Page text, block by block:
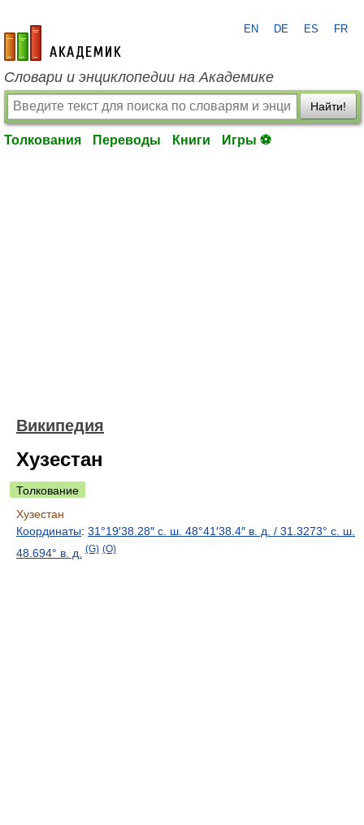
academic.ru
EN DE ES FR
Словари и энциклопедии на Академике
Найти!
Толкования Переводы Книги Игры ⚽
Википедия
Хузестан
Толкование
Хузестан
Координаты: 31°19′38.28″ с. ш. 48°41′38.4″ в. д. / 31.3273° с. ш.
48.694° в. д.
(G) (O)